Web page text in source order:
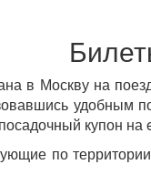
в Москву на
удобным
купон на
по